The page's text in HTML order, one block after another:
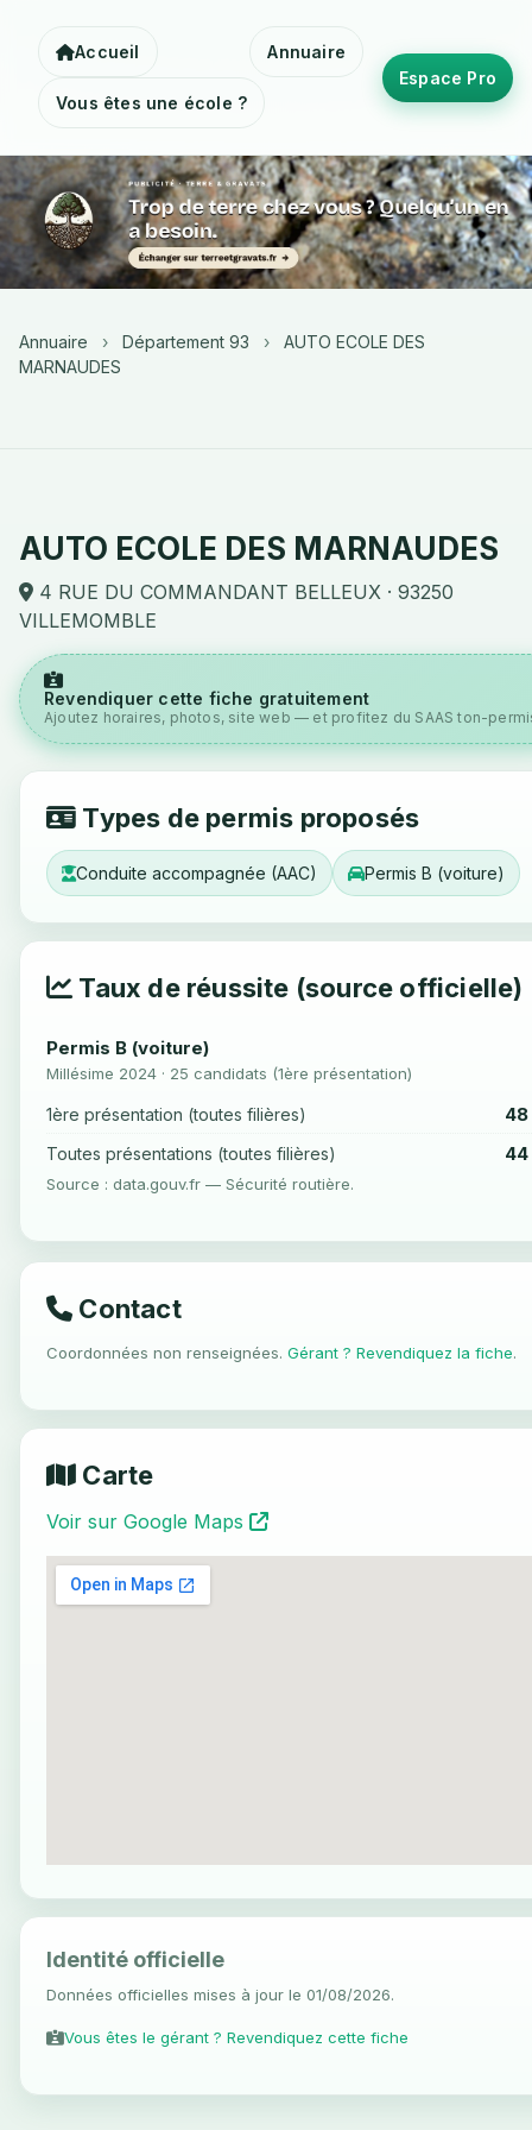
Accueil Annuaire
Vous êtes une école ?
Espace Pro
Annuaire › Département 93 ›
AUTO ECOLE DES
MARNAUDES
AUTO ECOLE DES MARNAUDES
4 RUE DU COMMANDANT BELLEUX · 93250
VILLEMOMBLE
Revendiquer cette fiche gratuitement
Ajoutez horaires, photos, site web — et profitez du SAAS ton-
Types de permis proposés
Conduite accompagnée (AAC) Permis B (voiture)
Taux de réussite (source officielle)
Permis B (voiture)
Millésime 2024 · 25 candidats (1ère présentation)
1ère présentation (toutes filières) 48
Toutes présentations (toutes filières) 44
Source : data.gouv.fr — Sécurité routière.
Contact
Coordonnées non renseignées. Gérant ? Revendiquez la fiche.
Carte
Voir sur Google Maps
Identité officielle
Données officielles mises à jour le 01/08/2026.
Vous êtes le gérant ? Revendiquez cette fiche